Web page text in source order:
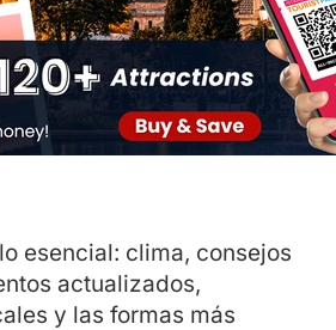
esencial: clima, consejos
actualizados,
y las formas más